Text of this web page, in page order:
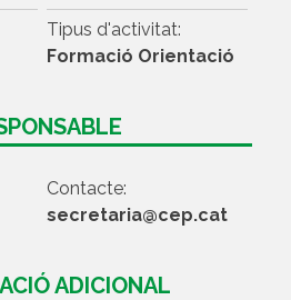
Tipus d'activitat:
Formació Orientació
Contacte:
secretaria@cep.cat
ADICIONAL